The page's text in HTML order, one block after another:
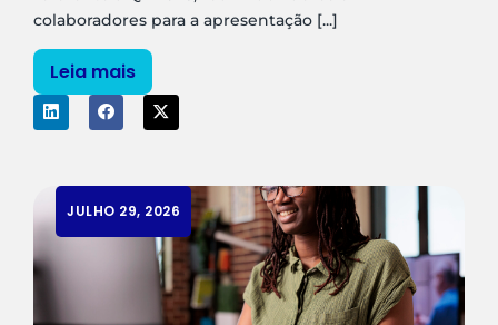
colaboradores para a apresentação [...]
Leia mais
JULHO 29, 2026